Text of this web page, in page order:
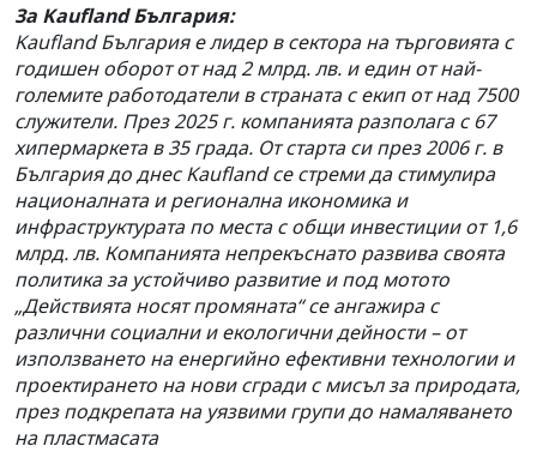
За Kaufland България:
Kaufland България е лидер в сектора на търговията с
годишен оборот от над 2 млрд. лв. и един от най-
големите работодатели в страната с екип от над 7500
служители. През 2025 г. компанията разполага с 67
хипермаркета в 35 града. От старта си през 2006 г. в
България до днес Kaufland се стреми да стимулира
националната и регионална икономика и
инфраструктурата по места с общи инвестиции от 1,6
млрд. лв. Компанията непрекъснато развива своята
политика за устойчиво развитие и под мотото
„Действията носят промяната“ се ангажира с
различни социални и екологични дейности – от
използването на енергийно ефективни технологии и
проектирането на нови сгради с мисъл за природата,
през подкрепата на уязвими групи до намаляването
на пластмасата